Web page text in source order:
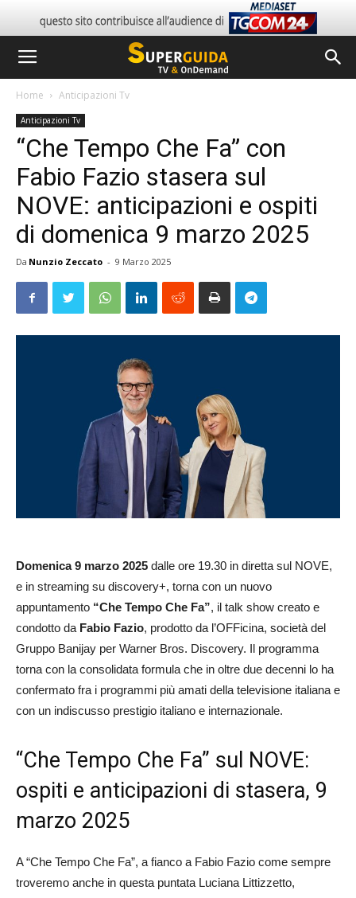
Home Anticipazioni Tv
Anticipazioni Tv
“Che Tempo Che Fa” con
Fabio Fazio stasera sul
NOVE: anticipazioni e ospiti
di domenica 9 marzo 2025
Da Nunzio Zeccato - 9 Marzo 2025
Domenica 9 marzo 2025 dalle ore 19.30 in diretta sul NOVE,
e in streaming su discovery+, torna con un nuovo
appuntamento “Che Tempo Che Fa”, il talk show creato e
condotto da Fabio Fazio, prodotto da l’OFFicina, società del
Gruppo Banijay per Warner Bros. Discovery. Il programma
torna con la consolidata formula che in oltre due decenni lo ha
confermato fra i programmi più amati della televisione italiana e
con un indiscusso prestigio italiano e internazionale.
“Che Tempo Che Fa” sul NOVE:
ospiti e anticipazioni di stasera, 9
marzo 2025
A “Che Tempo Che Fa”, a fianco a Fabio Fazio come sempre
troveremo anche in questa puntata Luciana Littizzetto,